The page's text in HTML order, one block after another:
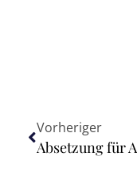
Vorheriger